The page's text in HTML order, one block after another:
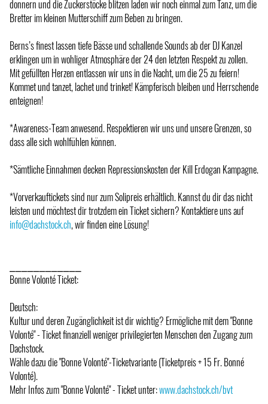
donnern und die Zuckerstöcke blitzen laden wir noch einmal zum Tanz, um die
Bretter im kleinen Mutterschiff zum Beben zu bringen.
Berns’s finest lassen tiefe Bässe und schallende Sounds ab der DJ Kanzel
erklingen um in wohliger Atmosphäre der 24 den letzten Respekt zu zollen.
Mit gefüllten Herzen entlassen wir uns in die Nacht, um die 25 zu feiern!
Kommet und tanzet, lachet und trinket! Kämpferisch bleiben und Herrschende
enteignen!
*Awareness-Team anwesend. Respektieren wir uns und unsere Grenzen, so
dass alle sich wohlfühlen können.
*Sämtliche Einnahmen decken Repressionskosten der Kill Erdogan Kampagne.
*Vorverkauftickets sind nur zum Solipreis erhältlich. Kannst du dir das nicht
leisten und möchtest dir trotzdem ein Ticket sichern? Kontaktiere uns auf
info@dachstock.ch, wir finden eine Lösung!
Bonne Volonté Ticket:
Deutsch:
Kultur und deren Zugänglichkeit ist dir wichtig? Ermögliche mit dem "Bonne
Volonté" - Ticket finanziell weniger privilegierten Menschen den Zugang zum
Dachstock.
Wähle dazu die "Bonne Volonté"-Ticketvariante (Ticketpreis + 15 Fr. Bonné
Volonté).
Mehr Infos zum "Bonne Volonté" - Ticket unter:www.dachstock.ch/bvt